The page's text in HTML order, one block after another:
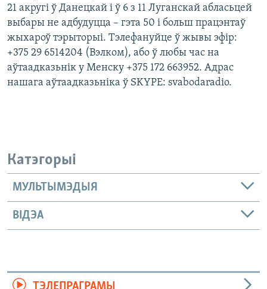
21 акругі ў Данецкай і ў 6 з 11 Луганскай абласьцей
выбары не адбудуцца – гэта 50 і больш працэнтаў
жыхароў тэрыторыі. Тэлефануйце ў жывы эфір:
+375 29 6514204 (Вэлком), або ў любы час на
аўтаадказьнік у Менску +375 172 663952. Адрас
нашага аўтаадказьніка ў SKYPE: svabodaradio.
Катэгорыі
МУЛЬТЫМЭДЫЯ
ВІДЭА
ТЭЛЕПРАГРАМЫ